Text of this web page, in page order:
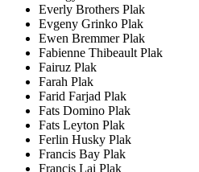
Everly Brothers Plak
Evgeny Grinko Plak
Ewen Bremmer Plak
Fabienne Thibeault Plak
Fairuz Plak
Farah Plak
Farid Farjad Plak
Fats Domino Plak
Fats Leyton Plak
Ferlin Husky Plak
Francis Bay Plak
Francis Lai Plak